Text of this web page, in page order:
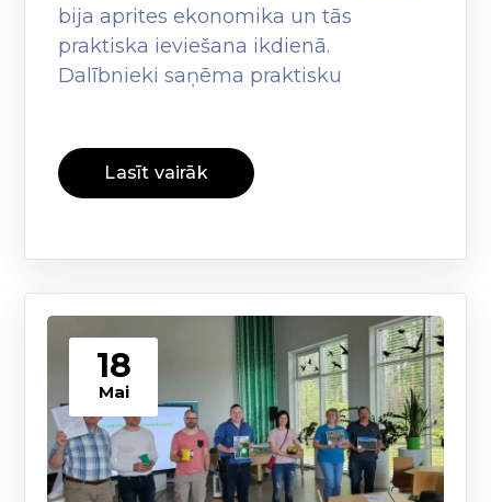
bija aprites ekonomika un tās
praktiska ieviešana ikdienā.
Dalībnieki saņēma praktisku
Lasīt vairāk
18
Mai